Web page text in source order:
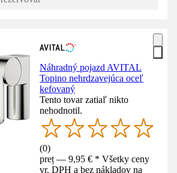
Náhradný pojazd AVITAL
Topino nehrdzavejúca oceľ
kefovaný
Tento tovar zatiaľ nikto
nehodnotil.
(0)
preț — 9,95 € * Všetky ceny
vr. DPH a bez nákladov na